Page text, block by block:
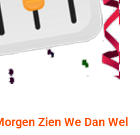
Zien We Dan Wel